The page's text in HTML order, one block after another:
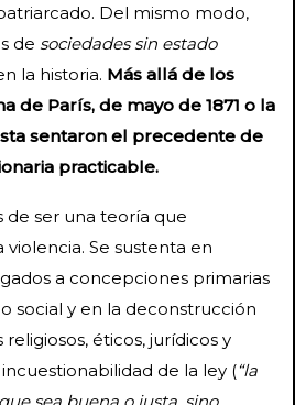
Del mismo modo,
de sociedades sin estado
la historia. Más allá de los
de París, de mayo de 1871 o la
sentaron el precedente de
practicable.
de ser una teoría que
Se sustenta en
a concepciones primarias
social y en la deconstrucción
éticos, jurídicos y
de la ley (“la
sea buena o justa, sino